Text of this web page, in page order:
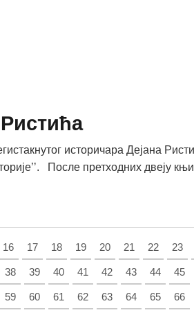
историчара Дејана
После претходних двеју
16 17 18 19 20 21 22 23
38 39 40 41 42 43 44 45
59 60 61 62 63 64 65 66